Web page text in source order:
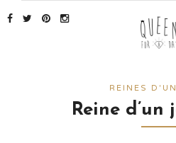
REINES
Reine d’un